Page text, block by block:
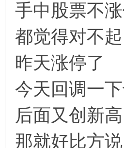
手中股票不
都觉得对不
昨天涨停了
今天回调一
后面又创新
那就好比方说